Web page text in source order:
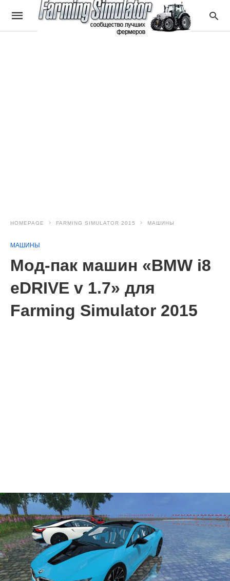
HOMEPAGE FARMING SIMULATOR 2015 МАШИНЫ
МАШИНЫ
Мод-пак машин «BMW i8
eDRIVE v 1.7» для
Farming Simulator 2015